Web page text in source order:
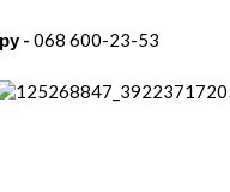
- 068 600-23-53